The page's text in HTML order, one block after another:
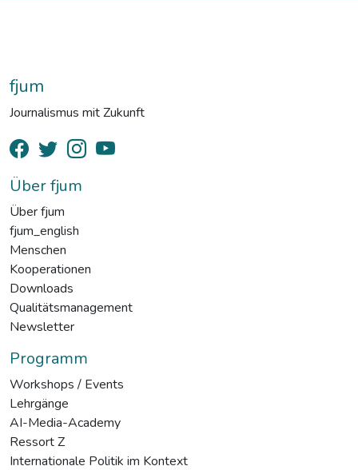
fjum
Journalismus mit Zukunft
Über fjum
Über fjum
fjum_english
Menschen
Kooperationen
Downloads
Qualitätsmanagement
Newsletter
Programm
Workshops / Events
Lehrgänge
AI-Media-Academy
Ressort Z
Internationale Politik im Kontext